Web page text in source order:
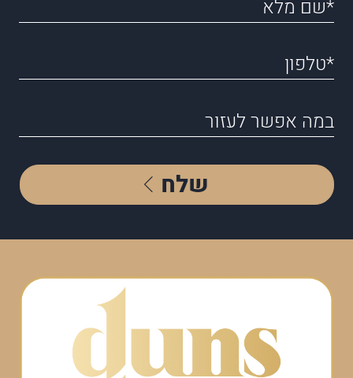
שלח